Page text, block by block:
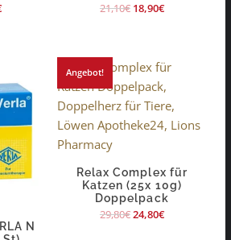
21,10€ 18,90€
N
Angebot!
Relax Complex für
Katzen (25x 10g)
Doppelpack
29,80€24,80€